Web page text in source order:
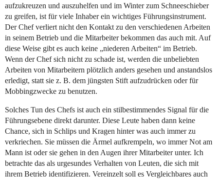
aufzukreuzen und auszuhelfen und im Winter zum Schneeschieber
zu greifen, ist für viele Inhaber ein wichtiges Führungsinstrument.
Der Chef verliert nicht den Kontakt zu den verschiedenen Arbeiten
in seinem Betrieb und die Mitarbeiter bekommen das auch mit. Auf
diese Weise gibt es auch keine „niederen Arbeiten“ im Betrieb.
Wenn der Chef sich nicht zu schade ist, werden die unbeliebten
Arbeiten von Mitarbeitern plötzlich anders gesehen und anstandslos
erledigt, statt sie z. B. dem jüngsten Stift aufzudrücken oder für
Mobbingzwecke zu benutzen.
Solches Tun des Chefs ist auch ein stilbestimmendes Signal für die
Führungsebene direkt darunter. Diese Leute haben dann keine
Chance, sich in Schlips und Kragen hinter was auch immer zu
verkriechen. Sie müssen die Ärmel aufkrempeln, wo immer Not am
Mann ist oder sie gehen in den Augen ihrer Mitarbeiter unter. Ich
betrachte das als urgesundes Verhalten von Leuten, die sich mit
ihrem Betrieb identifizieren. Vereinzelt soll es Vergleichbares auch